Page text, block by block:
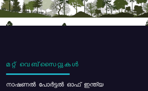
മറ്റ് വെബ്സൈറ്റുകൾ
നാഷണൽ പോർട്ടൽ ഓഫ് ഇന്ത്യ